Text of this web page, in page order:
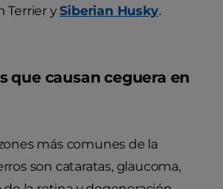
Terrier ySiberian Husky.
que causan ceguera en
más comunes de la
son cataratas, glaucoma,